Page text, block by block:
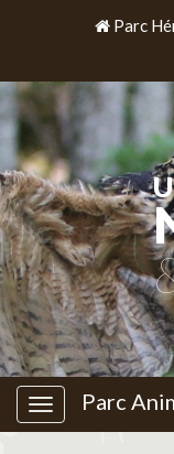
Parc
Parc